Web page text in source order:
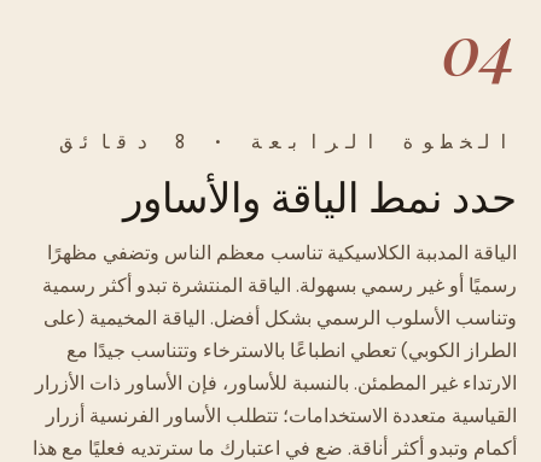
04
الخطوة الرابعة · 8 دقائق
حدد نمط الياقة والأساور
الياقة المدببة الكلاسيكية تناسب معظم الناس وتضفي مظهرًا
رسميًا أو غير رسمي بسهولة. الياقة المنتشرة تبدو أكثر رسمية
وتناسب الأسلوب الرسمي بشكل أفضل. الياقة المخيمية (على
الطراز الكوبي) تعطي انطباعًا بالاسترخاء وتتناسب جيدًا مع
الارتداء غير المطمئن. بالنسبة للأساور، فإن الأساور ذات الأزرار
القياسية متعددة الاستخدامات؛ تتطلب الأساور الفرنسية أزرار
أكمام وتبدو أكثر أناقة. ضع في اعتبارك ما سترتديه فعليًا مع هذا